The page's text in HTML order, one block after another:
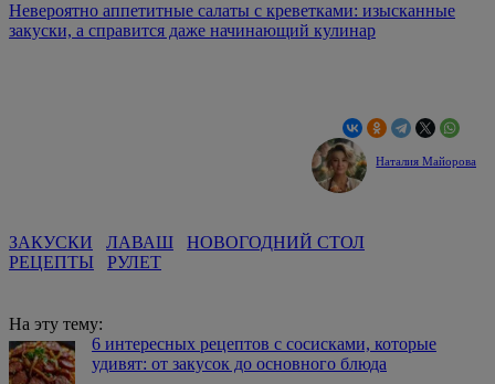
Невероятно аппетитные салаты с креветками: изысканные
закуски, а справится даже начинающий кулинар
Наталия Майорова
ЗАКУСКИ ЛАВАШ
НОВОГОДНИЙ СТОЛ
РЕЦЕПТЫ
РУЛЕТ
На эту тему:
6 интересных рецептов с сосисками, которые
удивят: от закусок до основного блюда